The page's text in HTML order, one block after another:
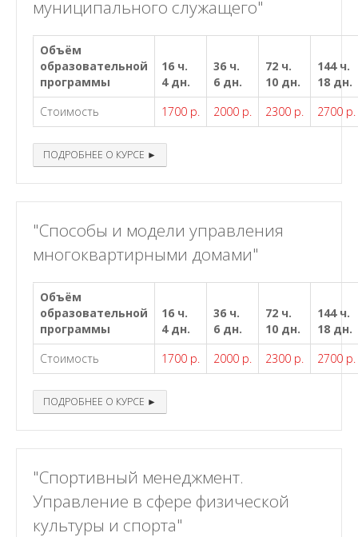
муниципального служащего"
Объём
образовательной
программы
16 ч.
4 дн.
36 ч.
6 дн.
72 ч.
10 дн.
144 ч.
18 дн.
Стоимость
1700 р. 2000 р. 2300 р. 2700 р.
ПОДРОБНЕЕ О КУРСЕ ►
"Способы и модели управления
многоквартирными домами"
Объём
образовательной
программы
16 ч.
4 дн.
36 ч.
6 дн.
72 ч.
10 дн.
144 ч.
18 дн.
Стоимость
1700 р. 2000 р. 2300 р. 2700 р.
ПОДРОБНЕЕ О КУРСЕ ►
"Спортивный менеджмент.
Управление в сфере физической
культуры и спорта"